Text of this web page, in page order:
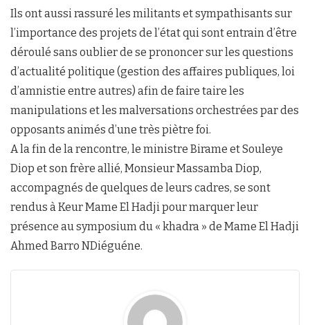
Ils ont aussi rassuré les militants et sympathisants sur
l’importance des projets de l’état qui sont entrain d’être
déroulé sans oublier de se prononcer sur les questions
d’actualité politique (gestion des affaires publiques, loi
d’amnistie entre autres) afin de faire taire les
manipulations et les malversations orchestrées par des
opposants animés d’une très piètre foi.
A la fin de la rencontre, le ministre Birame et Souleye
Diop et son frère allié, Monsieur Massamba Diop,
accompagnés de quelques de leurs cadres, se sont
rendus à Keur Mame El Hadji pour marquer leur
présence au symposium du « khadra » de Mame El Hadji
Ahmed Barro NDiéguéne.